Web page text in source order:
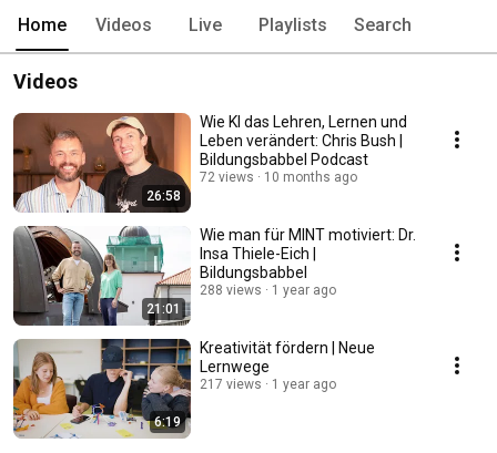
Home Videos Live Playlists Search
Videos
26:58
Wie KI das Lehren, Lernen und
Leben verändert: Chris Bush |
Bildungsbabbel Podcast
72 views 10 months ago
21:01
Wie man für MINT motiviert: Dr.
Insa Thiele-Eich |
Bildungsbabbel
288 views 1 year ago
6:19
Kreativität fördern | Neue
Lernwege
217 views 1 year ago